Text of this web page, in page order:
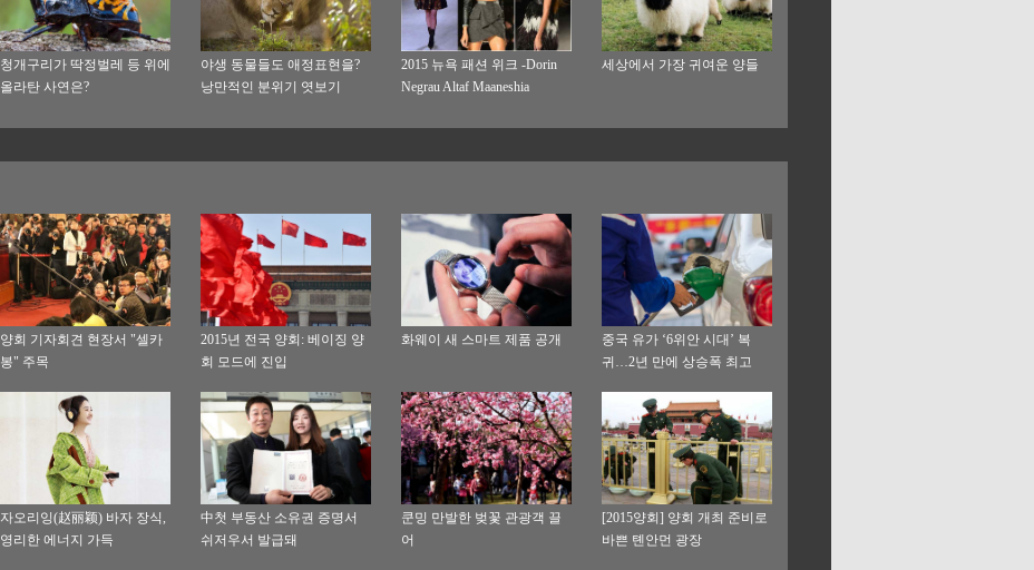
청개구리가 딱정벌레 등 위에
올라탄 사연은?
야생 동물들도 애정표현을?
낭만적인 분위기 엿보기
2015 뉴욕 패션 위크 -Dorin
Negrau Altaf Maaneshia
세상에서 가장 귀여운 양들
양회 기자회견 현장서 "셀카
봉" 주목
2015년 전국 양회: 베이징 양
회 모드에 진입
화웨이 새 스마트 제품 공개
중국 유가 ‘6위안 시대’ 복
귀…2년 만에 상승폭 최고
자오리잉(赵丽颖) 바자 장식,
영리한 에너지 가득
中첫 부동산 소유권 증명서
쉬저우서 발급돼
쿤밍 만발한 벚꽃 관광객 끌
어
[2015양회] 양회 개최 준비로
바쁜 톈안먼 광장